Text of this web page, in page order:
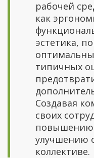
рабочей
как
эстетика,
типичных
Создавая
своих
повышению
улучшению
коллективе.